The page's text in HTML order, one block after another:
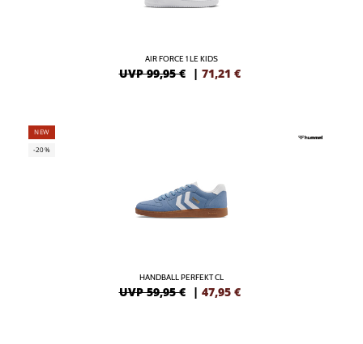
AIR FORCE 1 LE KIDS
UVP 99,95 € | 71,21 €
NEW
-20%
HANDBALL PERFEKT CL
UVP 59,95 € | 47,95 €